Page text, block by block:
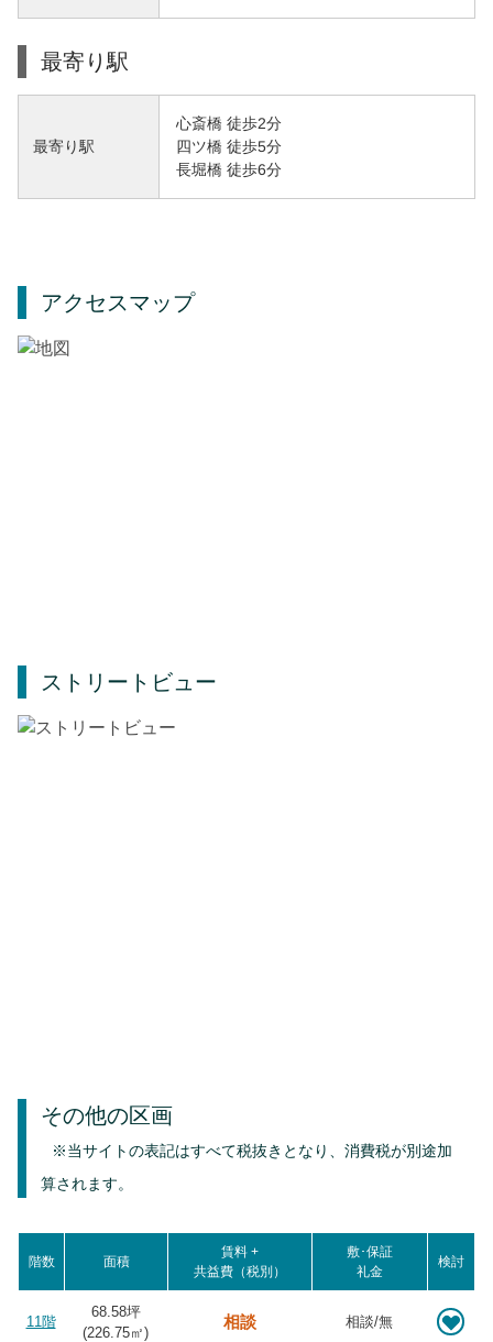
最寄り駅
最寄り駅
心斎橋 徒歩2分
四ツ橋 徒歩5分
長堀橋 徒歩6分
アクセスマップ
ストリートビュー
その他の区画
※当サイトの表記はすべて税抜きとなり、消費税が別途加
算されます。
階数 面積
賃料 +
共益費（税別）
敷･保証
礼金
検討
11階
68.58坪
(226.75㎡)
相談 相談/無